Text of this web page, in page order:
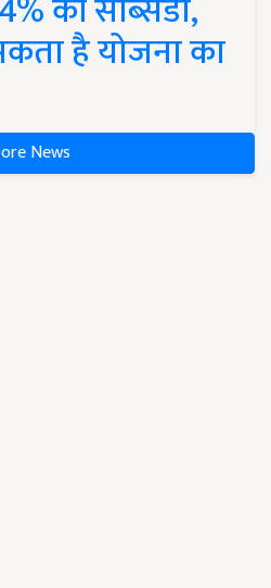
है योजना का
News